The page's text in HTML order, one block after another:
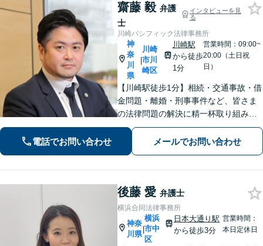
齋藤 毅 弁護
士
インタビューを見
る
川崎パシフィック法律事務所
神
奈
川
県
|
川崎
市川
崎区
川崎駅
から徒歩
1分
営業時間：09:00~
20:00（土日祝
日）
【川崎駅徒歩1分】相続・交通事故・借
金問題・離婚・刑事事件など、皆さま
の法律問題の解決に精一杯取り組みま
す。持ち前のバイタリティとフットワ
ークの軽さに自信あり。費用の負担を
最小限にするよう努めています。【地
電話でお問い合わせ メールでお問い合わせ
後藤 愛 弁護士
横浜合同法律事務所
神奈
川県
|
横浜
市中
区
日本大通り駅
から徒歩3分
営業時間：
本日定休日